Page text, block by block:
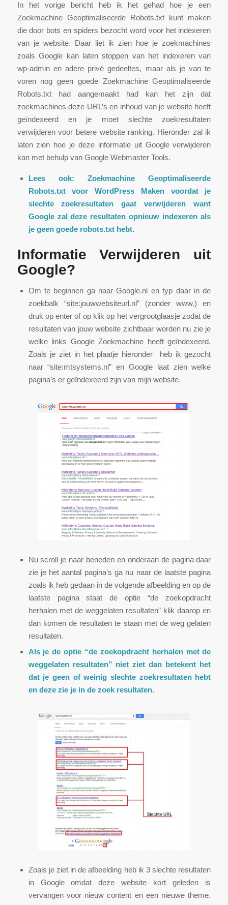
In het vorige bericht heb ik het gehad hoe je een
Zoekmachine Geoptimaliseerde Robots.txt kunt maken
die door bots en spiders bezocht word voor het indexeren
van je website. Daar liet ik zien hoe je zoekmachines
zoals Google kan laten stoppen van het indexeren van
wp-admin en adere privé gedeeltes, maar als je van te
voren nog geen goede Zoekmachine Geoptimaliseerde
Robots.txt had aangemaakt had kan het zijn dat
zoekmachines deze URL’s en inhoud van je website heeft
geïndexeerd en je moet slechte zoekresultaten
verwijderen voor betere website ranking. Hieronder zal ik
laten zien hoe je deze informatie uit Google verwijderen
kan met behulp van Google Webmaster Tools.
Lees ook:Zoekmachine Geoptimaliseerde
Robots.txt voor WordPress Makenvoordat je
slechte zoekresultaten gaat verwijderen want
Google zal deze resultaten opnieuw indexeren als
je geen goede robots.txt hebt.
Informatie Verwijderen uit
Google?
Om te beginnen ga naar Google.nl en typ daar in de
zoekbalk “site:jouwwebsiteurl.nl” (zonder www.) en
druk op enter of op klik op het vergrootglaasje zodat de
resultaten van jouw website zichtbaar worden nu zie je
welke links Google Zoekmachine heeft geïndexeerd.
Zoals je ziet in het plaatje hieronder heb ik gezocht
naar “site:mtsystems.nl” en Google laat zien welke
pagina’s er geïndexeerd zijn van mijn website.
Nu scroll je naar beneden en onderaan de pagina daar
zie je het aantal pagina’s ga nu naar de laatste pagina
zoals ik heb gedaan in de volgende afbeelding en op de
laatste pagina staat de optie “de zoekopdracht
herhalen met de weggelaten resultaten” klik daarop en
dan komen de resultaten te staan met de weg gelaten
resultaten.
Als je de optie “de zoekopdracht herhalen met de
weggelaten resultaten” niet ziet dan betekent het
dat je geen of weinig slechte zoekresultaten hebt
en deze zie je in de zoek resultaten.
Zoals je ziet in de afbeelding heb ik 3 slechte resultaten
in Google omdat deze website kort geleden is
vervangen voor nieuw content en een nieuwe theme.